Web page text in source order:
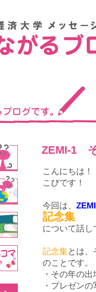
ZEMI-1
こんにちは！
こびです！
今回は、
記念集
について話し
記念集とは、
のことです。
・その年の
・プレゼン